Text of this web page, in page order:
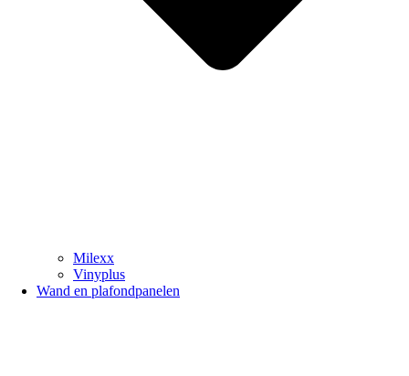
Milexx
Vinyplus
Wand en plafondpanelen